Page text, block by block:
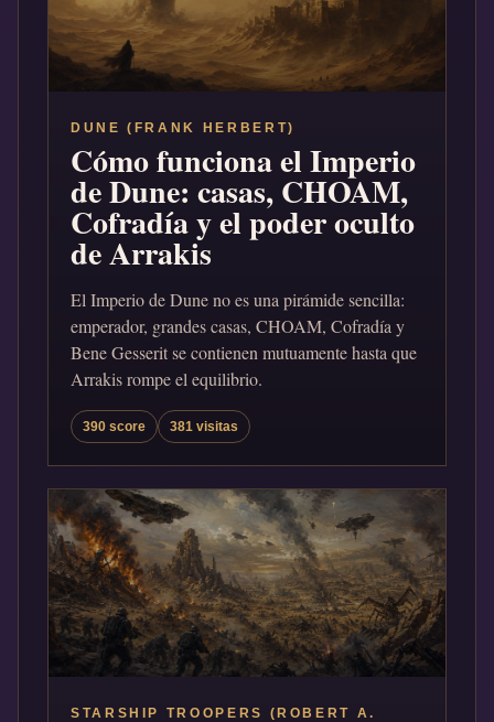
DUNE (FRANK HERBERT)
Cómo funciona el Imperio
de Dune: casas, CHOAM,
Cofradía y el poder oculto
de Arrakis
El Imperio de Dune no es una pirámide sencilla:
emperador, grandes casas, CHOAM, Cofradía y
Bene Gesserit se contienen mutuamente hasta que
Arrakis rompe el equilibrio.
390 score 381 visitas
STARSHIP TROOPERS (ROBERT A.